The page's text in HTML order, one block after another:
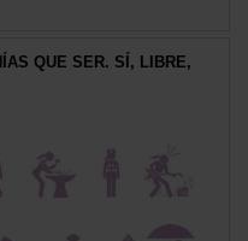
QUE SER. SÍ, LIBRE,